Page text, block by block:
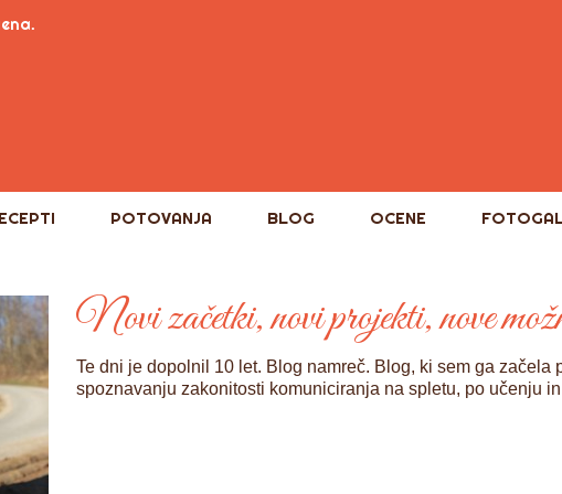
POTOVANJA BLOG OCENE
Novi začetki, novi projekti, nove
Te dni je dopolnil 10 let. Blog namreč. Blog, ki sem ga začela
spoznavanju zakonitosti komuniciranja na spletu, po učenju